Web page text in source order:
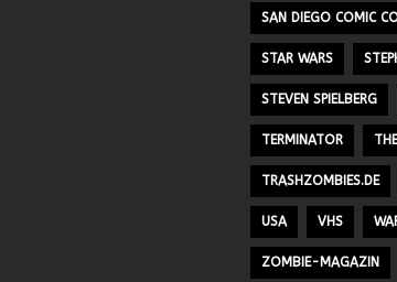
SAN DIEGO COMIC
STAR WARS
STEVEN SPIELBERG
TERMINATOR
TRASHZOMBIES.DE
USA VHS
ZOMBIE-MAGAZIN